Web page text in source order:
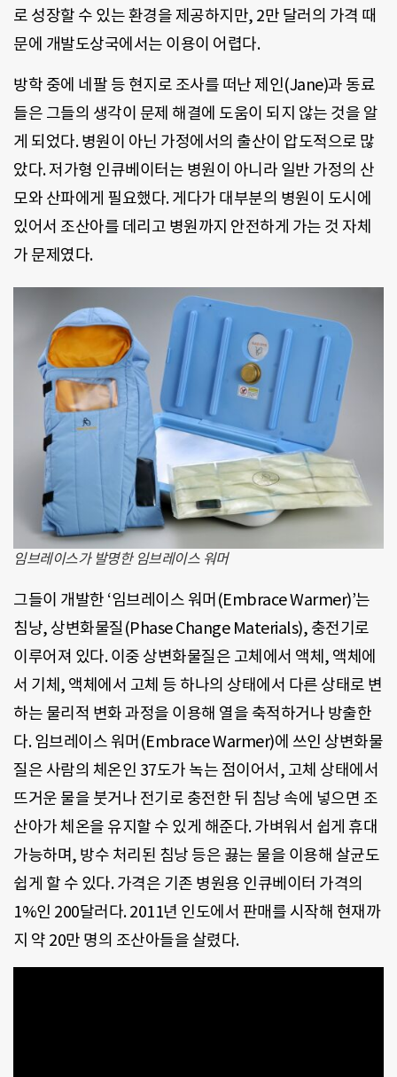
로 성장할 수 있는 환경을 제공하지만, 2만 달러의 가격 때
문에 개발도상국에서는 이용이 어렵다.
방학 중에 네팔 등 현지로 조사를 떠난 제인(Jane)과 동료
들은 그들의 생각이 문제 해결에 도움이 되지 않는 것을 알
게 되었다. 병원이 아닌 가정에서의 출산이 압도적으로 많
았다. 저가형 인큐베이터는 병원이 아니라 일반 가정의 산
모와 산파에게 필요했다. 게다가 대부분의 병원이 도시에
있어서 조산아를 데리고 병원까지 안전하게 가는 것 자체
가 문제였다.
임브레이스가 발명한 임브레이스 워머
그들이 개발한 ‘임브레이스 워머(Embrace Warmer)’는
침낭, 상변화물질(Phase Change Materials), 충전기로
이루어져 있다. 이중 상변화물질은 고체에서 액체, 액체에
서 기체, 액체에서 고체 등 하나의 상태에서 다른 상태로 변
하는 물리적 변화 과정을 이용해 열을 축적하거나 방출한
다. 임브레이스 워머(Embrace Warmer)에 쓰인 상변화물
질은 사람의 체온인 37도가 녹는 점이어서, 고체 상태에서
뜨거운 물을 붓거나 전기로 충전한 뒤 침낭 속에 넣으면 조
산아가 체온을 유지할 수 있게 해준다. 가벼워서 쉽게 휴대
가능하며, 방수 처리된 침낭 등은 끓는 물을 이용해 살균도
쉽게 할 수 있다. 가격은 기존 병원용 인큐베이터 가격의
1%인 200달러다. 2011년 인도에서 판매를 시작해 현재까
지 약 20만 명의 조산아들을 살렸다.